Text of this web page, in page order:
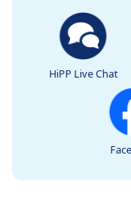
HiPP Live Chat